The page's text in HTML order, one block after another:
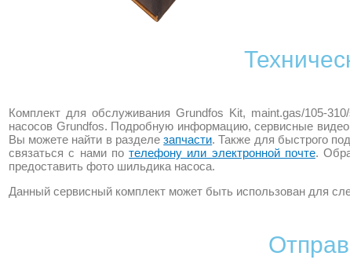
Комплект для обслуживания Grundfos Kit, maint.gas/105-
насосов Grundfos. Подробную информацию, сервисные
Вы можете найти в разделезапчасти. Также для быстрого
связаться с нами потелефону или электронной почте.
предоставить фото шильдика насоса.
Данный сервисный комплект может быть использован для